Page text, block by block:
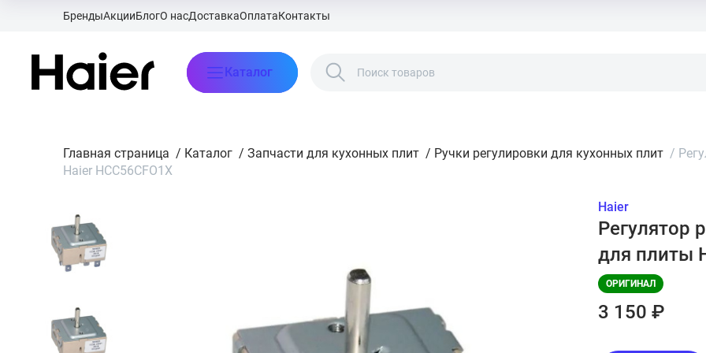
БрендыАкцииБлогО насДоставкаОплатаКонтакты
Каталог
Главная страница / Каталог / Запчасти для кухонных плит / Ручки регулировки для кухонных плит /
Haier HCC56CFO1X
Haier
Регулятор
для плиты
ОРИГИНАЛ
3 150 ₽